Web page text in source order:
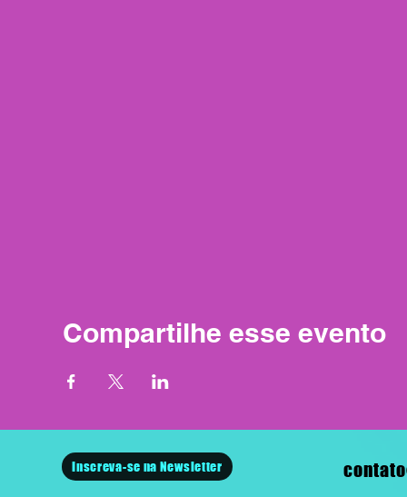
Compartilhe esse evento
Inscreva-se na Newsletter